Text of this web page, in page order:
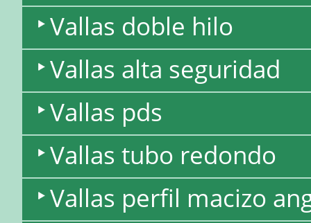
Vallas doble hilo
Vallas alta seguridad
Vallas pds
Vallas tubo redondo
Vallas perfil macizo